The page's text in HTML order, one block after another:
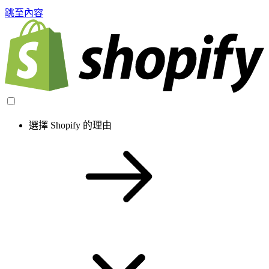
跳至內容
選擇 Shopify 的理由